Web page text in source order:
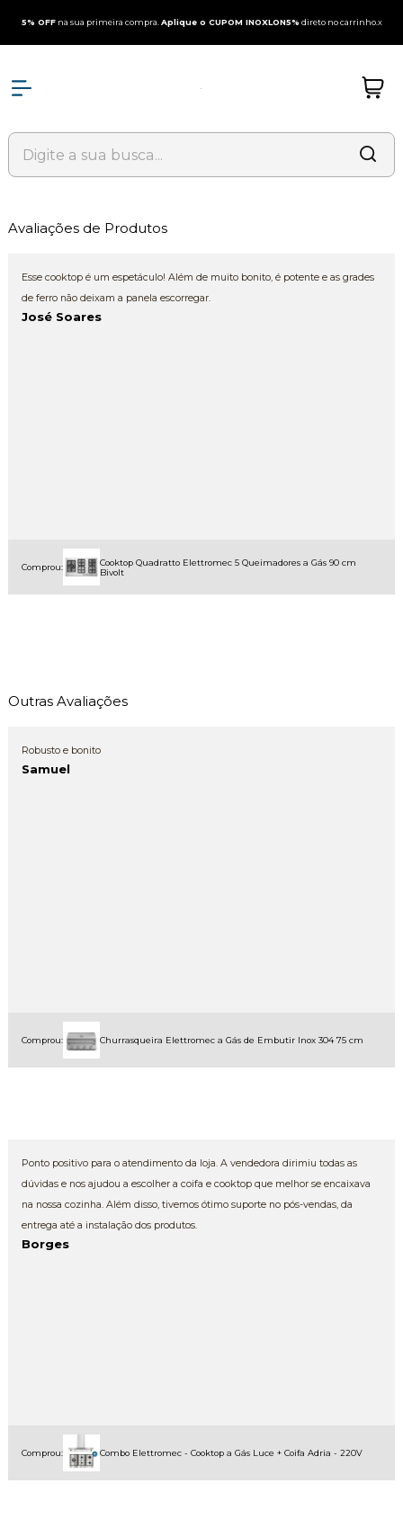
5% OFF na sua primeira compra.Aplique o CUPOM INOXLON5% direto no carrinho.x
Avaliações de Produtos
Esse cooktop é um espetáculo! Além de muito bonito, é potente e as grades
de ferro não deixam a panela escorregar.
José Soares
Comprou:
Cooktop Quadratto Elettromec 5 Queimadores a Gás 90 cm
Bivolt
Outras Avaliações
Robusto e bonito
Samuel
Comprou: Churrasqueira Elettromec a Gás de Embutir Inox 304 75 cm
Ponto positivo para o atendimento da loja. A vendedora dirimiu todas as
dúvidas e nos ajudou a escolher a coifa e cooktop que melhor se encaixava
na nossa cozinha. Além disso, tivemos ótimo suporte no pós-vendas, da
entrega até a instalação dos produtos.
Borges
Comprou: Combo Elettromec - Cooktop a Gás Luce + Coifa Adria - 220V